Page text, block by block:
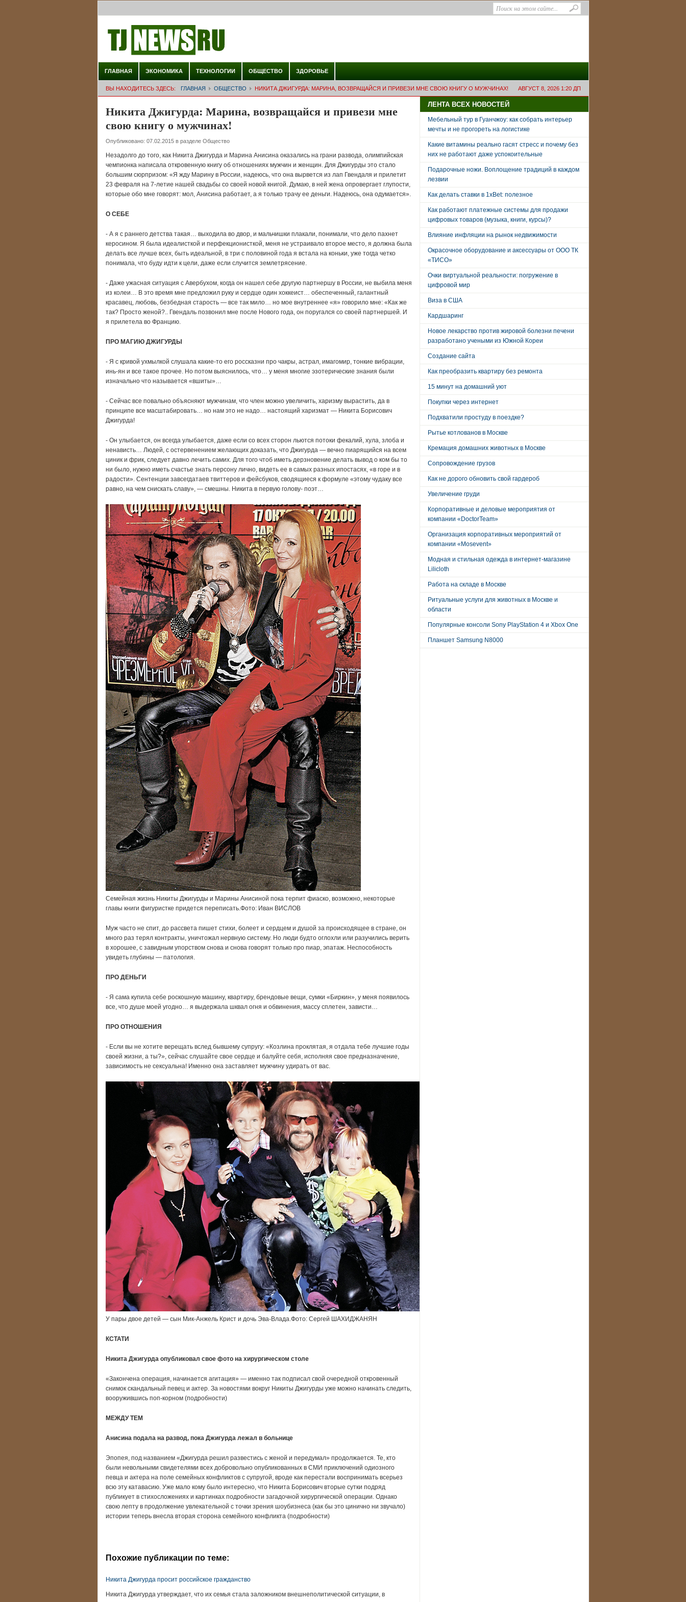
ГЛАВНАЯ ЭКОНОМИКА ТЕХНОЛОГИИ ОБЩЕСТВО ЗДОРОВЬЕ
АВГУСТ 8, 2026 1:20 ДП
ВЫ НАХОДИТЕСЬ ЗДЕСЬ: ГЛАВНАЯ ОБЩЕСТВО НИКИТА ДЖИГУРДА: МАРИНА, ВОЗВРАЩАЙСЯ И ПРИВЕЗИ МНЕ СВОЮ КНИГУ О МУЖЧИНАХ!
Никита Джигурда: Марина, возвращайся и привези мне
свою книгу о мужчинах!
Опубликовано: 07.02.2015 в разделе Общество
Незадолго до того, как Никита Джигурда и Марина Анисина оказались на грани развода, олимпийская
чемпионка написала откровенную книгу об отношениях мужчин и женщин. Для Джигурды это стало
большим сюрпризом: «Я жду Марину в России, надеюсь, что она вырвется из лап Гвендаля и прилетит
23 февраля на 7-летие нашей свадьбы со своей новой книгой. Думаю, в ней жена опровергает глупости,
которые обо мне говорят: мол, Анисина работает, а я только трачу ее деньги. Надеюсь, она одумается».
О СЕБЕ
- А я с раннего детства такая… выходила во двор, и мальчишки плакали, понимали, что дело пахнет
керосином. Я была идеалисткой и перфекционисткой, меня не устраивало второе место, я должна была
делать все лучше всех, быть идеальной, в три с половиной года я встала на коньки, уже тогда четко
понимала, что буду идти к цели, даже если случится землетрясение.
- Даже ужасная ситуация с Авербухом, когда он нашел себе другую партнершу в России, не выбила меня
из колеи… В это время мне предложил руку и сердце один хоккеист… обеспеченный, галантный
красавец, любовь, безбедная старость — все так мило… но мое внутреннее «я» говорило мне: «Как же
так? Просто женой?.. Гвендаль позвонил мне после Нового года, он поругался со своей партнершей. И
я прилетела во Францию.
ПРО МАГИЮ ДЖИГУРДЫ
- Я с кривой ухмылкой слушала какие-то его россказни про чакры, астрал, имагомир, тонкие вибрации,
инь-ян и все такое прочее. Но потом выяснилось, что… у меня многие эзотерические знания были
изначально что называется «вшиты»…
- Сейчас все повально объясняют мужчинам, что член можно увеличить, харизму вырастить, да в
принципе все масштабировать… но нам это не надо… настоящий харизмат — Никита Борисович
Джигурда!
- Он улыбается, он всегда улыбается, даже если со всех сторон льются потоки фекалий, хула, злоба и
ненависть… Людей, с остервенением желающих доказать, что Джигурда — вечно пиарящийся на всем
циник и фрик, следует давно лечить самих. Для того чтоб иметь дерзновение делать вывод о ком бы то
ни было, нужно иметь счастье знать персону лично, видеть ее в самых разных ипостасях, «в горе и в
радости». Сентенции завсегдатаев твиттеров и фейсбуков, сводящиеся к формуле «этому чудаку все
равно, на чем снискать славу», — смешны. Никита в первую голову- поэт…
Семейная жизнь Никиты Джигурды и Марины Анисиной пока терпит фиаско, возможно, некоторые
главы книги фигуристке придется переписать.Фото: Иван ВИСЛОВ
Муж часто не спит, до рассвета пишет стихи, болеет и сердцем и душой за происходящее в стране, он
много раз терял контракты, уничтожал нервную систему. Но люди будто оглохли или разучились верить
в хорошее, с завидным упорством снова и снова говорят только про пиар, эпатаж. Неспособность
увидеть глубины — патология.
ПРО ДЕНЬГИ
- Я сама купила себе роскошную машину, квартиру, брендовые вещи, сумки «Биркин», у меня появилось
все, что душе моей угодно… я выдержала шквал огня и обвинения, массу сплетен, зависти…
ПРО ОТНОШЕНИЯ
- Если вы не хотите верещать вслед бывшему супругу: «Козлина проклятая, я отдала тебе лучшие годы
своей жизни, а ты?», сейчас слушайте свое сердце и балуйте себя, исполняя свое предназначение,
зависимость не сексуальна! Именно она заставляет мужчину удирать от вас.
У пары двое детей — сын Мик-Анжель Крист и дочь Эва-Влада.Фото: Сергей ШАХИДЖАНЯН
КСТАТИ
Никита Джигурда опубликовал свое фото на хирургическом столе
«Закончена операция, начинается агитация» — именно так подписал свой очередной откровенный
снимок скандальный певец и актер. За новостями вокруг Никиты Джигурды уже можно начинать следить,
вооружившись поп-корном (подробности)
МЕЖДУ ТЕМ
Анисина подала на развод, пока Джигурда лежал в больнице
Эпопея, под названием «Джигурда решил развестись с женой и передумал» продолжается. Те, кто
были невольными свидетелями всех добровольно опубликованных в СМИ приключений одиозного
певца и актера на поле семейных конфликтов с супругой, вроде как перестали воспринимать всерьез
всю эту катавасию. Уже мало кому было интересно, что Никита Борисович вторые сутки подряд
публикует в стихосложениях и картинках подробности загадочной хирургической операции. Однако
свою лепту в продолжение увлекательной с точки зрения шоубизнеса (как бы это цинично ни звучало)
истории теперь внесла вторая сторона семейного конфликта (подробности)
Похожие публикации по теме:
Никита Джигурда просит российское гражданство
Никита Джигурда утверждает, что их семья стала заложником внешнеполитической ситуации, в
ЛЕНТА ВСЕХ НОВОСТЕЙ
Мебельный тур в Гуанчжоу: как собрать интерьер
мечты и не прогореть на логистике
Какие витамины реально гасят стресс и почему без
них не работают даже успокоительные
Подарочные ножи. Воплощение традиций в каждом
лезвии
Как делать ставки в 1xBet: полезное
Как работают платежные системы для продажи
цифровых товаров (музыка, книги, курсы)?
Влияние инфляции на рынок недвижимости
Окрасочное оборудование и аксессуары от ООО ТК
«ТИСО»
Очки виртуальной реальности: погружение в
цифровой мир
Виза в США
Кардшаринг
Новое лекарство против жировой болезни печени
разработано учеными из Южной Кореи
Создание сайта
Как преобразить квартиру без ремонта
15 минут на домашний уют
Покупки через интернет
Подхватили простуду в поездке?
Рытье котлованов в Москве
Кремация домашних животных в Москве
Сопровождение грузов
Как не дорого обновить свой гардероб
Увеличение груди
Корпоративные и деловые мероприятия от
компании «DoctorTeam»
Организация корпоративных мероприятий от
компании «Mosevent»
Модная и стильная одежда в интернет-магазине
Lilicloth
Работа на складе в Москве
Ритуальные услуги для животных в Москве и
области
Популярные консоли Sony PlayStation 4 и Xbox One
Планшет Samsung N8000